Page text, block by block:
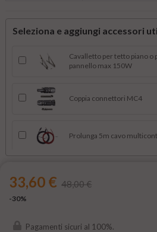
Seleziona e aggiungi accessori
Cavalletto per tetto piano o
pannello max 150W
Coppia connettori MC4
Prolunga 5m cavo
Variante:
33,60 € 48,00 €
-30%
Pagamenti sicuri al 100%.